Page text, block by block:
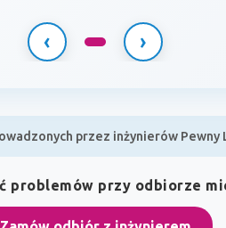
‹ ›
przez inżynierów
problemów przy odbiorze